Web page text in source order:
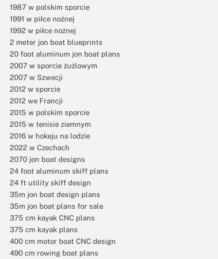
1987 w polskim sporcie
1991 w piłce nożnej
1992 w piłce nożnej
2 meter jon boat blueprints
20 foot aluminum jon boat plans
2007 w sporcie żużlowym
2007 w Szwecji
2012 w sporcie
2012 we Francji
2015 w polskim sporcie
2015 w tenisie ziemnym
2016 w hokeju na lodzie
2022 w Czechach
2070 jon boat designs
24 foot aluminum skiff plans
24 ft utility skiff design
35m jon boat design plans
35m jon boat plans for sale
375 cm kayak CNC plans
375 cm kayak plans
400 cm motor boat CNC design
490 cm rowing boat plans